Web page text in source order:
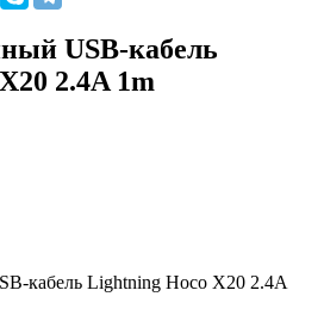
USB-кабель
2.4A 1m
кабель Lightning Hoco X20 2.4A